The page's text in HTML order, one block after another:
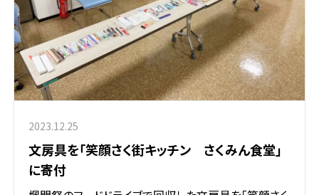
2023.12.25
文房具を「笑顔さく街キッチン さくみん食堂」
に寄付